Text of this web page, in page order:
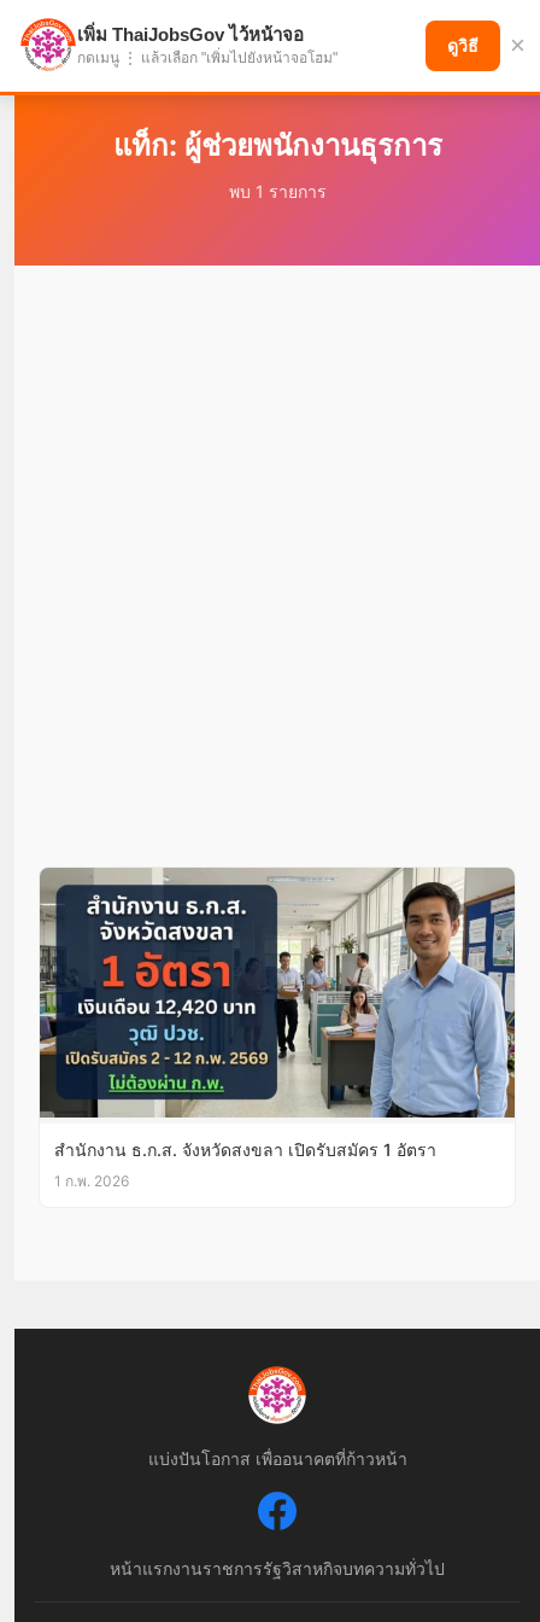
แบ่งปันโอกาส เพื่ออนาคตที่ก้าวหน้า
แท็ก: ผู้ช่วยพนักงานธุรการ
พบ 1 รายการ
สํานักงาน ธ.ก.ส. จังหวัดสงขลา เปิดรับสมัคร 1 อัตรา
1 ก.พ. 2026
แบ่งปันโอกาส เพื่ออนาคตที่ก้าวหน้า
หน้าแรกงานราชการรัฐวิสาหกิจบทความทั่วไป
เพิ่ม ThaiJobsGov ไว้หน้าจอ
กดเมนู ⋮ แล้วเลือก "เพิ่มไปยังหน้าจอโฮม"
ดูวิธี ×